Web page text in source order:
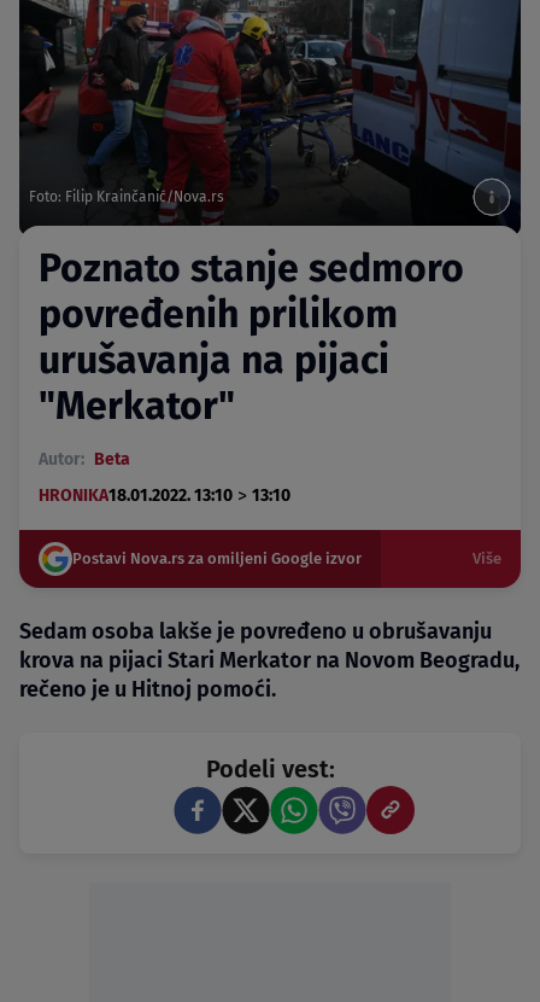
Foto: Filip Krainčanić/Nova.rs
Poznato stanje sedmoro
povređenih prilikom
urušavanja na pijaci
"Merkator"
Autor: Beta
HRONIKA18.01.2022. 13:10 > 13:10
Postavi Nova.rs za omiljeni Google izvor Više
Sedam osoba lakše je povređeno u obrušavanju
krova na pijaci Stari Merkator na Novom Beogradu,
rečeno je u Hitnoj pomoći.
Podeli vest: